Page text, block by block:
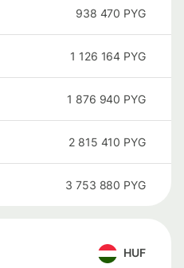
938 470 PYG
1 126 164 PYG
1 876 940 PYG
2 815 410 PYG
3 753 880 PYG
HUF